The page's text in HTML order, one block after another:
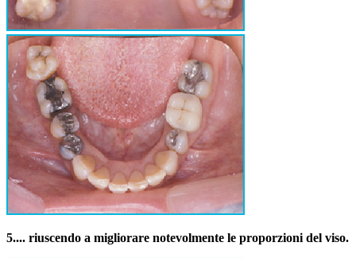
5.... riuscendo a migliorare notevolmente le proporzioni del viso.